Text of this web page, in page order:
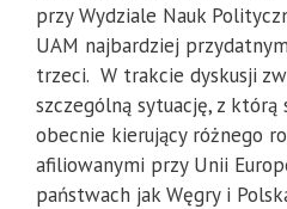
przy Wydziale Nauk
UAM najbardziej
trzeci. W trakcie dyskusji
szczególną sytuację, z
obecnie kierujący różnego
afiliowanymi przy Unii
państwach jak Węgry i